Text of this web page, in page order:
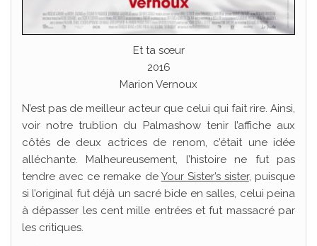
Et ta sœur
2016
Marion Vernoux
N’est pas de meilleur acteur que celui qui fait rire. Ainsi,
voir notre trublion du Palmashow tenir l’affiche aux
côtés de deux actrices de renom, c’était une idée
alléchante. Malheureusement, l’histoire ne fut pas
tendre avec ce remake de Your Sister’s sister, puisque
si l’original fut déjà un sacré bide en salles, celui peina
à dépasser les cent mille entrées et fut massacré par
les critiques.